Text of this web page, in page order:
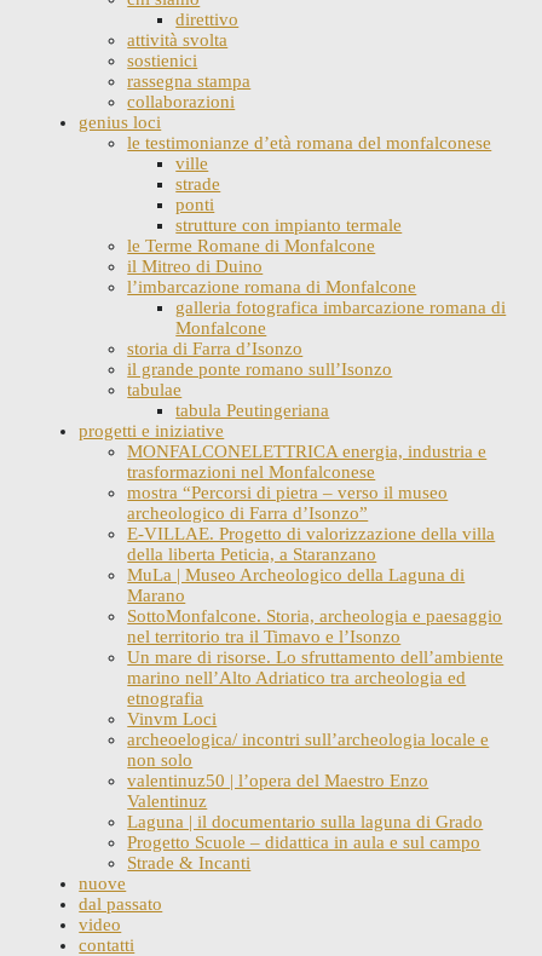
direttivo
attività svolta
sostienici
rassegna stampa
collaborazioni
genius loci
le testimonianze d’età romana del monfalconese
ville
strade
ponti
strutture con impianto termale
le Terme Romane di Monfalcone
il Mitreo di Duino
l’imbarcazione romana di Monfalcone
galleria fotografica imbarcazione romana di
Monfalcone
storia di Farra d’Isonzo
il grande ponte romano sull’Isonzo
tabulae
tabula Peutingeriana
progetti e iniziative
MONFALCONELETTRICA energia, industria e
trasformazioni nel Monfalconese
mostra “Percorsi di pietra – verso il museo
archeologico di Farra d’Isonzo”
E-VILLAE. Progetto di valorizzazione della villa
della liberta Peticia, a Staranzano
MuLa | Museo Archeologico della Laguna di
Marano
SottoMonfalcone. Storia, archeologia e paesaggio
nel territorio tra il Timavo e l’Isonzo
Un mare di risorse. Lo sfruttamento dell’ambiente
marino nell’Alto Adriatico tra archeologia ed
etnografia
Vinvm Loci
archeoelogica/ incontri sull’archeologia locale e
non solo
valentinuz50 | l’opera del Maestro Enzo
Valentinuz
Laguna | il documentario sulla laguna di Grado
Progetto Scuole – didattica in aula e sul campo
Strade & Incanti
nuove
dal passato
video
contatti